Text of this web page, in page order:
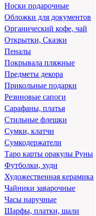
Носки подарочные
Обложки для документов
Органический кофе, чай
Открытки, Сказки
Пеналы
Покрывала пляжные
Предметы декора
Прикольные подарки
Резиновые сапоги
Сарафаны, платья
Стильные флешки
Сумки, клатчи
Сумкодержатели
Таро карты оракулы Руны
Футболки, худи
Художественная керамика
Чайники заварочные
Часы наручные
Шарфы, платки, шали